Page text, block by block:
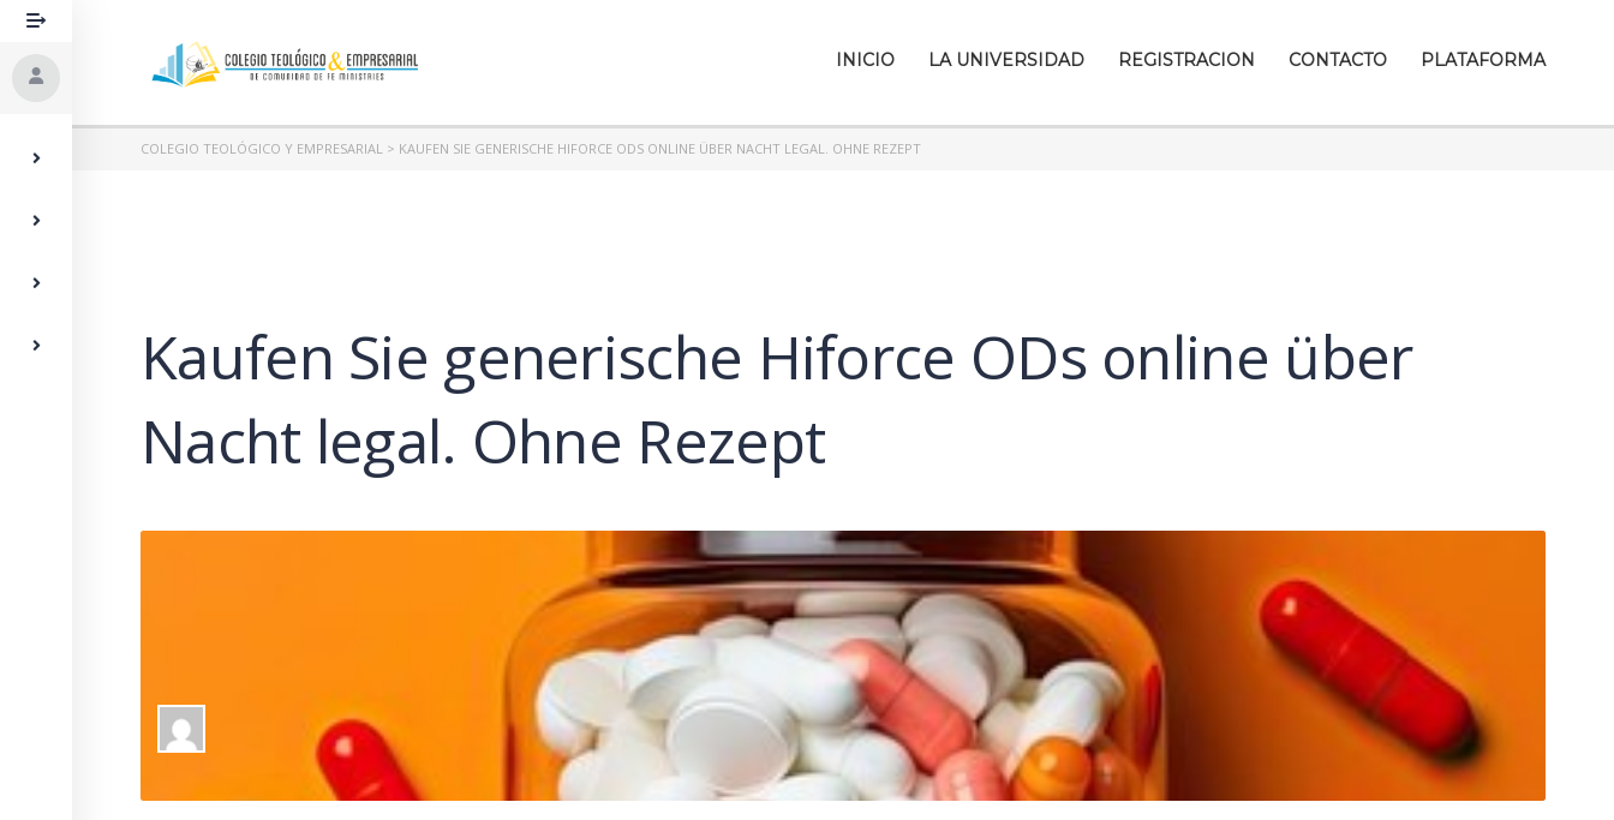
INICIO LA UNIVERSIDAD REGISTRACION CONTACTO PLATAFORMA
COLEGIO TEOLÓGICO Y EMPRESARIAL > KAUFEN SIE GENERISCHE HIFORCE ODS ONLINE ÜBER NACHT LEGAL. OHNE REZEPT
Kaufen Sie generische Hiforce ODs online über
Nacht legal. Ohne Rezept